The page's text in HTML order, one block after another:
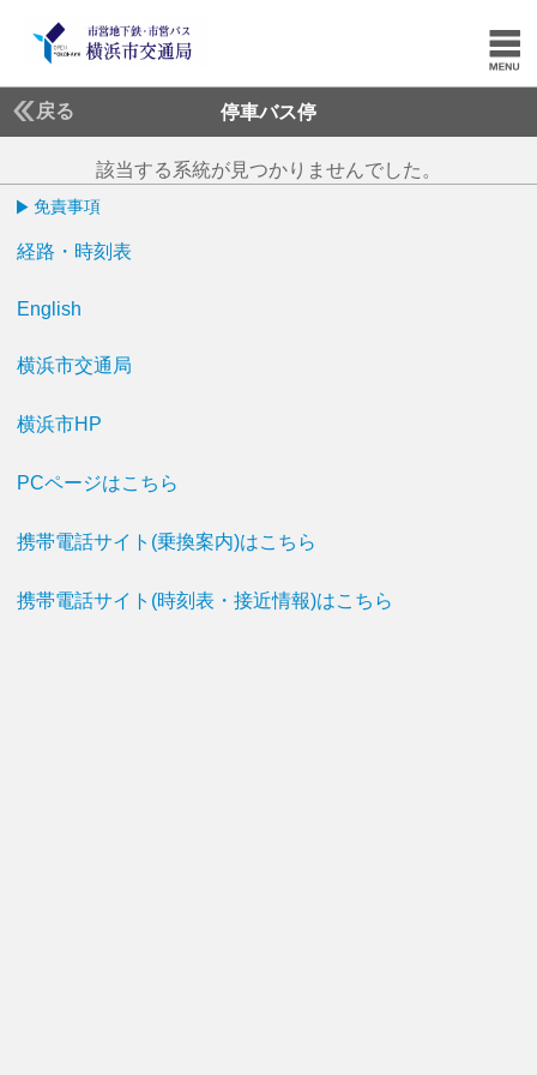
戻る 停車バス停
該当する系統が見つかりませんでした。
免責事項
経路・時刻表
English
横浜市交通局
横浜市HP
PCページはこちら
携帯電話サイト(乗換案内)はこちら
携帯電話サイト(時刻表・接近情報)はこちら